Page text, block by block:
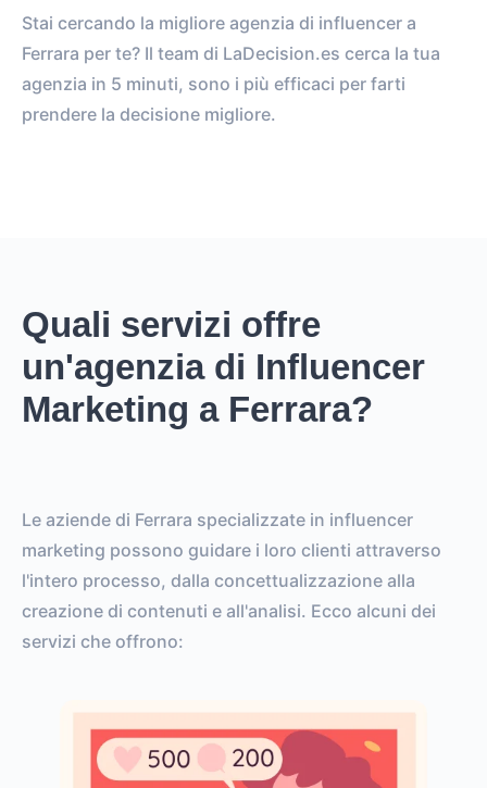
Stai cercando la migliore agenzia di influencer a
Ferrara per te? Il team di LaDecision.es cerca la tua
agenzia in 5 minuti, sono i più efficaci per farti
prendere la decisione migliore.
Quali servizi offre
un'agenzia di Influencer
Marketing a Ferrara?
Le aziende di Ferrara specializzate in influencer
marketing possono guidare i loro clienti attraverso
l'intero processo, dalla concettualizzazione alla
creazione di contenuti e all'analisi. Ecco alcuni dei
servizi che offrono: